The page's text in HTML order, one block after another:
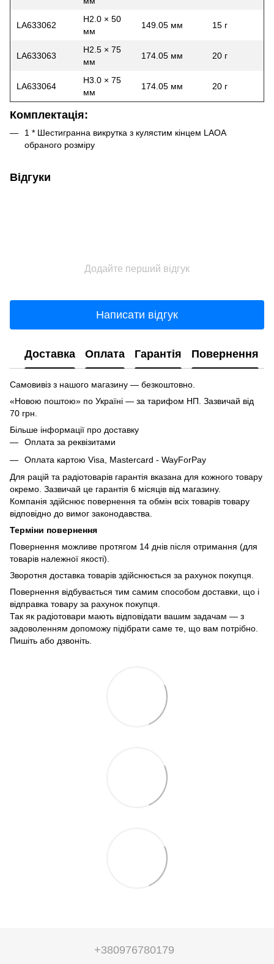
LA633062
H2.0 × 50
мм
149.05 мм 15 г
LA633063
H2.5 × 75
мм
174.05 мм 20 г
LA633064
H3.0 × 75
мм
174.05 мм 20 г
Комплектація:
1 * Шестигранна викрутка з кулястим кінцем LAOA
обраного розміру
Відгуки
Додайте перший відгук
Написати відгук
Доставка Оплата Гарантія Повернення
Самовивіз з нашого магазину — безкоштовно.
«Новою поштою» по Україні — за тарифом НП. Зазвичай від
70 грн.
Більше інформації про доставку
Оплата за реквізитами
Оплата картою Visa, Mastercard - WayForPay
Для рацій та радіотоварів гарантія вказана для кожного товару
окремо. Зазвичай це гарантія 6 місяців від магазину.
Компанія здійснює повернення та обмін всіх товарів товару
відповідно до вимог законодавства.
Терміни повернення
Повернення можливе протягом 14 днів після отримання (для
товарів належної якості).
Зворотня доставка товарів здійснюється за рахунок покупця.
Повернення відбувається тим самим способом доставки, що і
відправка товару за рахунок покупця.
Так як радіотовари мають відповідати вашим задачам — з
задоволенням допоможу підібрати саме те, що вам потрібно.
Пишіть або дзвоніть.
+380976780179